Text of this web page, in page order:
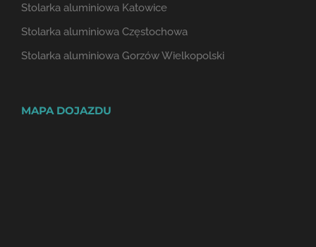
Stolarka aluminiowa Katowice
Stolarka aluminiowa Częstochowa
Stolarka aluminiowa Gorzów Wielkopolski
MAPA DOJAZDU